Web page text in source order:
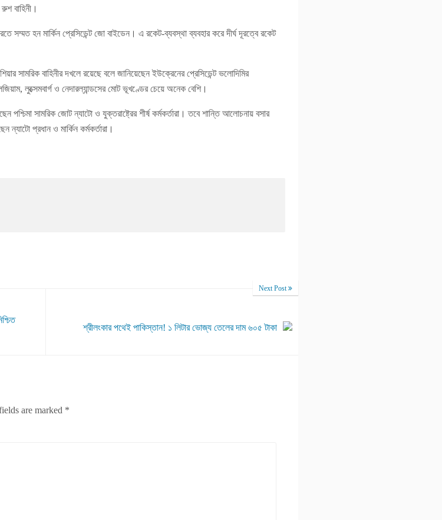
বাহিনী।
হন মার্কিন প্রেসিডেন্ট জো বাইডেন। এ রকেট-ব্যবস্থা ব্যবহার করে দীর্ঘ দূরত্বে রকেট
সামরিক বাহিনীর দখলে রয়েছে বলে জানিয়েছেন ইউক্রেনের প্রেসিডেন্ট ভলোদিমির
লুক্সেমবার্গ ও নেদারল্যান্ডসের মোট ভূখণ্ডের চেয়ে অনেক বেশি।
সামরিক জোট ন্যাটো ও যুক্তরাষ্ট্রের শীর্ষ কর্মকর্তারা। তবে শান্তি আলোচনায় বসার
প্রধান ও মার্কিন কর্মকর্তারা।
Next Post
শ্রীলংকার পথেই পাকিস্তান! ১ লিটার ভোজ্য তেলের দাম ৬০৫ টাকা
are marked *